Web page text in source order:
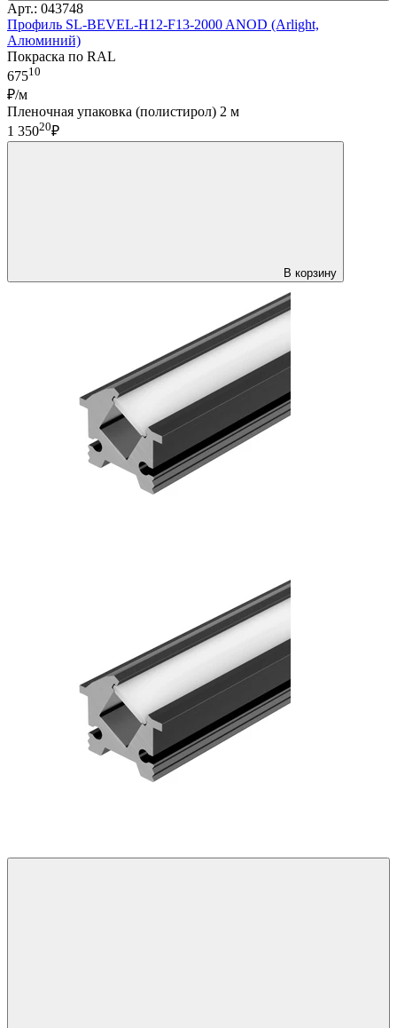
Арт.: 043748
Профиль SL-BEVEL-H12-F13-2000 ANOD (Arlight,
Алюминий)
Покраска по RAL
67510
₽/м
Пленочная упаковка (полистирол) 2 м
1 35020₽
В корзину